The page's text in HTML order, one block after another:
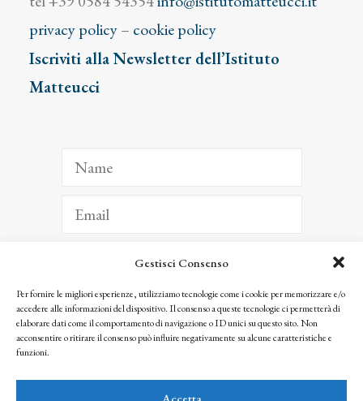
Gestisci Consenso
Per fornire le migliori esperienze, utilizziamo tecnologie come i cookie per memorizzare e/o
accedere alle informazioni del dispositivo. Il consenso a queste tecnologie ci permetterà di
elaborare dati come il comportamento di navigazione o ID unici su questo sito. Non
acconsentire o ritirare il consenso può influire negativamente su alcune caratteristiche e
funzioni.
Accetta
privacy policy– cookie policy
Iscriviti alla Newsletter dell’Istituto
Matteucci
ISCRIVITI
Facendo clic per iscriverti, riconosci che le tue informazioni saranno trattate
seguendo la nostra Privacy Policy
© 2025 Istituto Matteucci. All right reserved
l’autorizzazione scritta dei proprietari dei diritti e dell’Istituto Matteucci